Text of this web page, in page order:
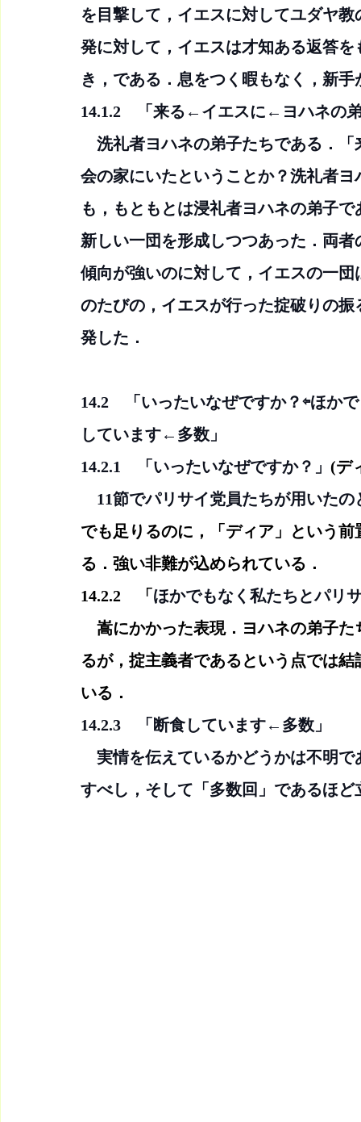
を目撃して，イエスに対してユダヤ
発に対して，イエスは才知ある返答
き，である．息をつく暇もなく，新手
14.1.2　「来る←イエスに←ヨハネの
洗礼者ヨハネの弟子たちである．
会の家にいたということか？洗礼者
も，もともとは浸礼者ヨハネの弟子
新しい一団を形成しつつあった．両
傾向が強いのに対して，イエスの一
のたびの，イエスが行った掟破りの
発した．
14.2　「いったいなぜですか？⇦ほか
しています←多数」
14.2.1　「いったいなぜですか？」 (デ
11節でパリサイ党員たちが用いたの
でも足りるのに，「ディア」という
る．強い非難が込められている．
14.2.2　「 ほかでもなく私たちとパリ
嵩にかかった表現．ヨハネの弟子た
るが，掟主義者であるという点では
いる．
14.2.3　「断食しています←多数」
実情を伝えているかどうかは不明で
すべし，そして「多数回」であるほ